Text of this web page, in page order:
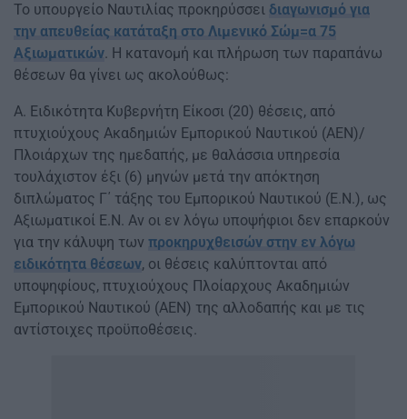
Το υπουργείο Ναυτιλίας προκηρύσσει διαγωνισμό για
την απευθείας κατάταξη στο Λιμενικό Σώμ=α 75
Αξιωματικών. Η κατανομή και πλήρωση των παραπάνω
θέσεων θα γίνει ως ακολούθως:
Α. Ειδικότητα Κυβερνήτη Είκοσι (20) θέσεις, από
πτυχιούχους Ακαδημιών Εμπορικού Ναυτικού (ΑΕΝ)/
Πλοιάρχων της ημεδαπής, με θαλάσσια υπηρεσία
τουλάχιστον έξι (6) μηνών μετά την απόκτηση
διπλώματος Γ΄ τάξης του Εμπορικού Ναυτικού (Ε.Ν.), ως
Αξιωματικοί Ε.Ν. Αν οι εν λόγω υποψήφιοι δεν επαρκούν
για την κάλυψη των προκηρυχθεισών στην εν λόγω
ειδικότητα θέσεων, οι θέσεις καλύπτονται από
υποψηφίους, πτυχιούχους Πλοίαρχους Ακαδημιών
Εμπορικού Ναυτικού (ΑΕΝ) της αλλοδαπής και με τις
αντίστοιχες προϋποθέσεις.